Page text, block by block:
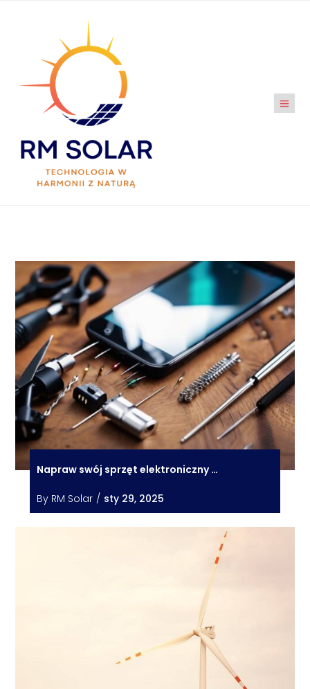
Napraw swój sprzęt elektroniczny …
By RM Solar / sty 29, 2025